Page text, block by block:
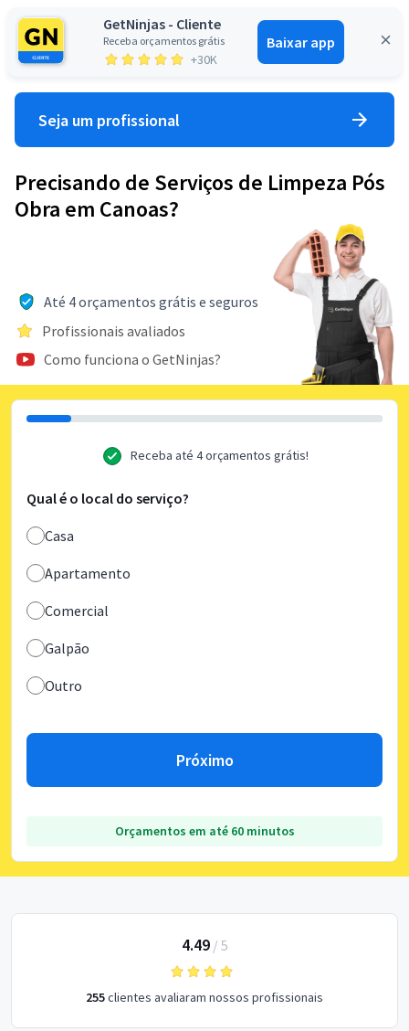
GetNinjas - Cliente
Receba orçamentos grátis
+30K
Baixar app
Entrar
Seja um profissional
Precisando de Serviços de Limpeza Pós
Obra em Canoas?
Até 4 orçamentos grátis e seguros
Profissionais avaliados
Como funciona o GetNinjas?
Receba até 4 orçamentos grátis!
Qual é o local do serviço?
Casa
Apartamento
Comercial
Galpão
Outro
Próximo
Orçamentos em até 60 minutos
4.49/ 5
255clientes avaliaram nossos profissionais